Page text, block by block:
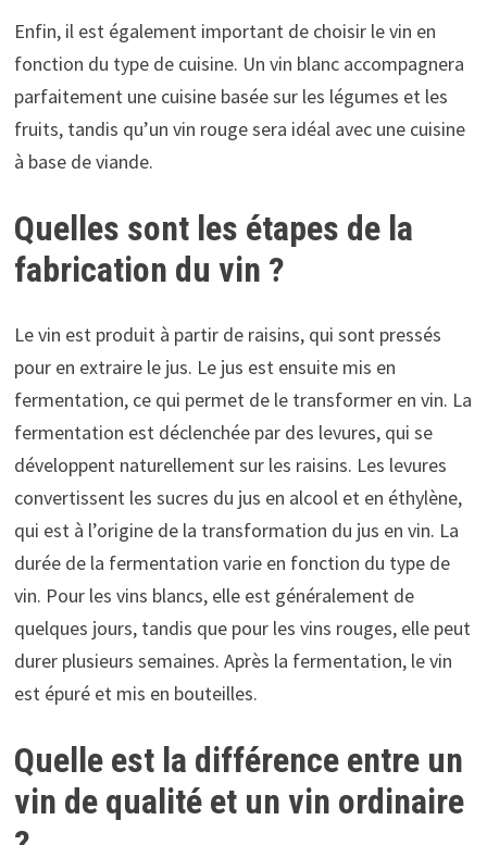
Enfin, il est également important de choisir le vin en
fonction du type de cuisine. Un vin blanc accompagnera
parfaitement une cuisine basée sur les légumes et les
fruits, tandis qu’un vin rouge sera idéal avec une cuisine
à base de viande.
Quelles sont les étapes de la
fabrication du vin ?
Le vin est produit à partir de raisins, qui sont pressés
pour en extraire le jus. Le jus est ensuite mis en
fermentation, ce qui permet de le transformer en vin. La
fermentation est déclenchée par des levures, qui se
développent naturellement sur les raisins. Les levures
convertissent les sucres du jus en alcool et en éthylène,
qui est à l’origine de la transformation du jus en vin. La
durée de la fermentation varie en fonction du type de
vin. Pour les vins blancs, elle est généralement de
quelques jours, tandis que pour les vins rouges, elle peut
durer plusieurs semaines. Après la fermentation, le vin
est épuré et mis en bouteilles.
Quelle est la différence entre un
vin de qualité et un vin ordinaire